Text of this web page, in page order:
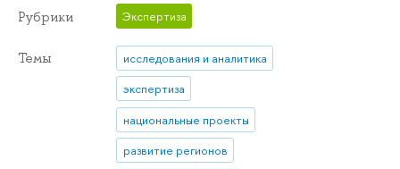
Рубрики Экспертиза
Темы
исследования и аналитика
экспертиза
национальные проекты
развитие регионов